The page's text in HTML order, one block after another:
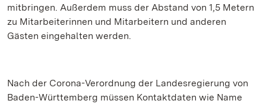
mitbringen. Außerdem muss der Abstand von 1,5 Metern
zu Mitarbeiterinnen und Mitarbeitern und anderen
Gästen eingehalten werden.
Nach der Corona-Verordnung der Landesregierung von
Baden-Württemberg müssen Kontaktdaten wie Name